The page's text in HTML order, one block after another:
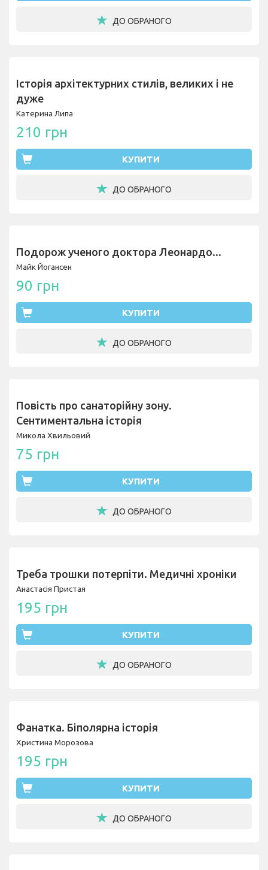
ДО ОБРАНОГО
Історія архітектурних стилів, великих і не
дуже
Катерина Липа
210 грн
КУПИТИ
ДО ОБРАНОГО
Подорож ученого доктора Леонардо...
Майк Йогансен
90 грн
КУПИТИ
ДО ОБРАНОГО
Повість про санаторійну зону.
Сентиментальна історія
Микола Хвильовий
75 грн
КУПИТИ
ДО ОБРАНОГО
Треба трошки потерпіти. Медичні хроніки
Анастасія Пристая
195 грн
КУПИТИ
ДО ОБРАНОГО
Фанатка. Біполярна історія
Христина Морозова
195 грн
КУПИТИ
ДО ОБРАНОГО